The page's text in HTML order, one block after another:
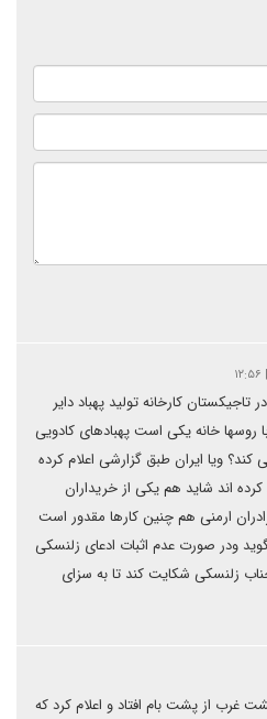
در تاجیکستان کارخانه تولید پهباد دایر
روسها خانه یکی است پهبادهای کادویی
کند؟ ویا ایران طبق گزارشی اعلام کرده
کرده اند شاید هم یکی از خریداران
ارمنی هم چنین کارها مقدور است
ودر صورت عدم اثبات ادعای زلنسکی
زلنسکی شکایت کند تا به سزای
غرب از پشت بام افتاد و اعلام کرد که